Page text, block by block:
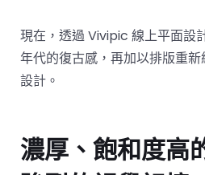
現在，透過 Vivipic 線上平面設
年代的復古感，再加以排版重
設計。
濃厚、飽和度高